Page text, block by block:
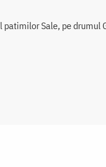
Sale, pe drumul